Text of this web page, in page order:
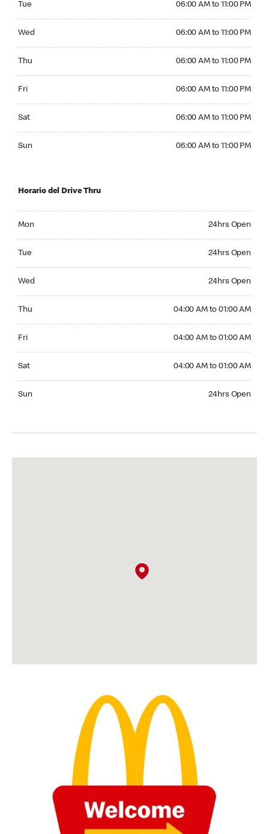
Tue 06:00 AM to 11:00 PM
Wed 06:00 AM to 11:00 PM
Thu 06:00 AM to 11:00 PM
Fri 06:00 AM to 11:00 PM
Sat 06:00 AM to 11:00 PM
Sun 06:00 AM to 11:00 PM
Horario del Drive Thru
Mon 24hrs Open
Tue 24hrs Open
Wed 24hrs Open
Thu 04:00 AM to 01:00 AM
Fri 04:00 AM to 01:00 AM
Sat 04:00 AM to 01:00 AM
Sun 24hrs Open